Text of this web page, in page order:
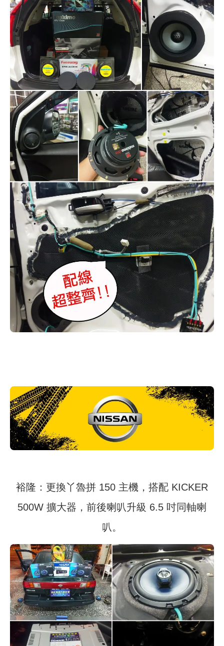
裕隆：更換丫魯拼 150 主機，搭配 KICKER
500W 擴大器，前後喇叭升級 6.5 吋同軸喇
叭。